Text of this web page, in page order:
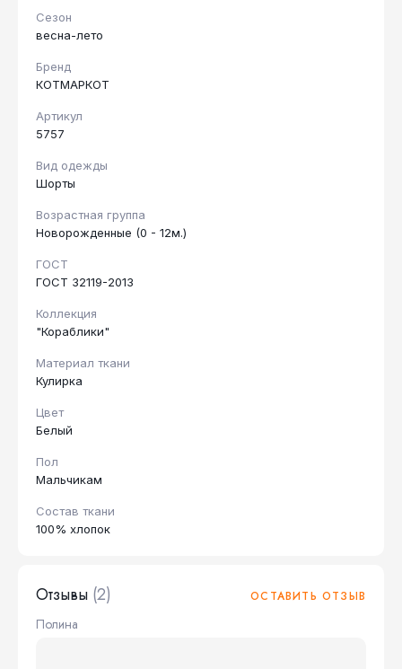
Сезон
весна-лето
Бренд
КОТМАРКОТ
Артикул
5757
Вид одежды
Шорты
Возрастная группа
Новорожденные (0 - 12м.)
ГОСТ
ГОСТ 32119-2013
Коллекция
"Кораблики"
Материал ткани
Кулирка
Цвет
Белый
Пол
Мальчикам
Состав ткани
100% хлопок
Отзывы (2) ОСТАВИТЬ ОТЗЫВ
Полина